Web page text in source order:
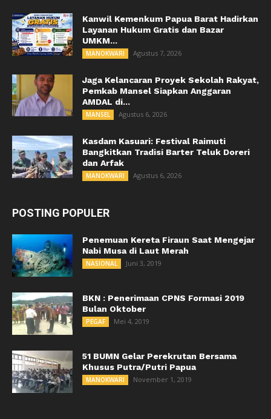
Kanwil Kemenkum Papua Barat Hadirkan
Layanan Hukum Gratis dan Bazar
UMKM...
MANOKWARI Agustus 7, 2026
Jaga Kelancaran Proyek Sekolah Rakyat,
Pemkab Mansel Siapkan Anggaran
AMDAL di...
MANSEL Agustus 6, 2026
Kasdam Kasuari: Festival Raimuti
Bangkitkan Tradisi Barter Teluk Doreri
dan Arfak
MANOKWARI Agustus 6, 2026
POSTING POPULER
Penemuan Kereta Firaun Saat Mengejar
Nabi Musa di Laut Merah
NASIONAL Juni 3, 2019
BKN : Penerimaan CPNS Formasi 2019
Bulan Oktober
PEGAF Mei 4, 2019
51 BUMN Gelar Perekrutan Bersama
Khusus Putra/Putri Papua
MANOKWARI November 1, 2019